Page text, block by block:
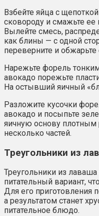
Взбейте яйца с
сковороду и смажьте ее
Вылейте смесь,
как блины — с одной
переверните и
Нарежьте форель
авокадо порежьте
На остывший яичный
Разложите кусочки
авокадо и посыпьте
яичную основу плотным
несколько частей.
Треугольники из
Треугольники из
питательный вариант,
Для его приготовления
а результатом станет
питательное блюдо.